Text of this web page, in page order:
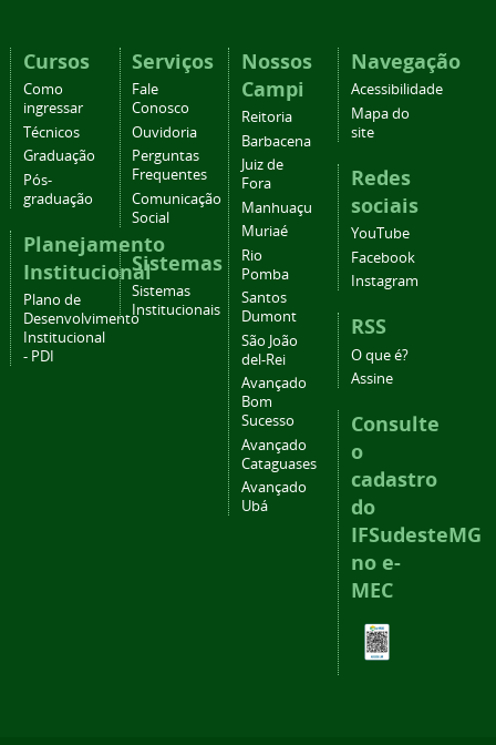
Cursos
Como
ingressar
Técnicos
Graduação
Pós-
graduação
Planejamento
Institucional
Plano de
Desenvolvimento
Institucional
- PDI
Serviços
Fale
Conosco
Ouvidoria
Perguntas
Frequentes
Comunicação
Social
Sistemas
Sistemas
Institucionais
Nossos
Campi
Reitoria
Barbacena
Juiz de
Fora
Manhuaçu
Muriaé
Rio
Pomba
Santos
Dumont
São João
del-Rei
Avançado
Bom
Sucesso
Avançado
Cataguases
Avançado
Ubá
Navegação
Acessibilidade
Mapa do
site
Redes
sociais
YouTube
Facebook
Instagram
RSS
O que é?
Assine
Consulte
o
cadastro
do
IFSudesteMG
no e-
MEC